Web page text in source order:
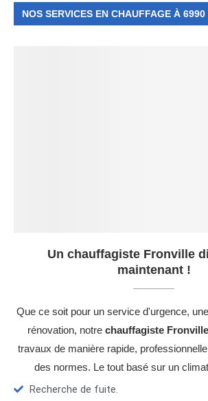
NOS SERVICES EN CHAUFFAGE À
Un chauffagiste Fronville
maintenant !
Que ce soit pour un service d'urgence,
rénovation, notre chauffagiste Fronville
travaux de manière rapide,
des normes. Le tout basé sur un
Recherche de fuite.